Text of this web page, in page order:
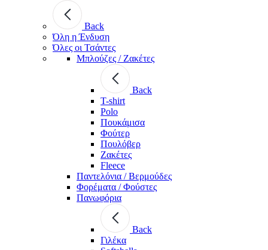
Back
Όλη η Ένδυση
Όλες οι Τσάντες
Μπλούζες / Ζακέτες
Back
T-shirt
Polo
Πουκάμισα
Φούτερ
Πουλόβερ
Ζακέτες
Fleece
Παντελόνια / Βερμούδες
Φορέματα / Φούστες
Πανωφόρια
Back
Γιλέκα